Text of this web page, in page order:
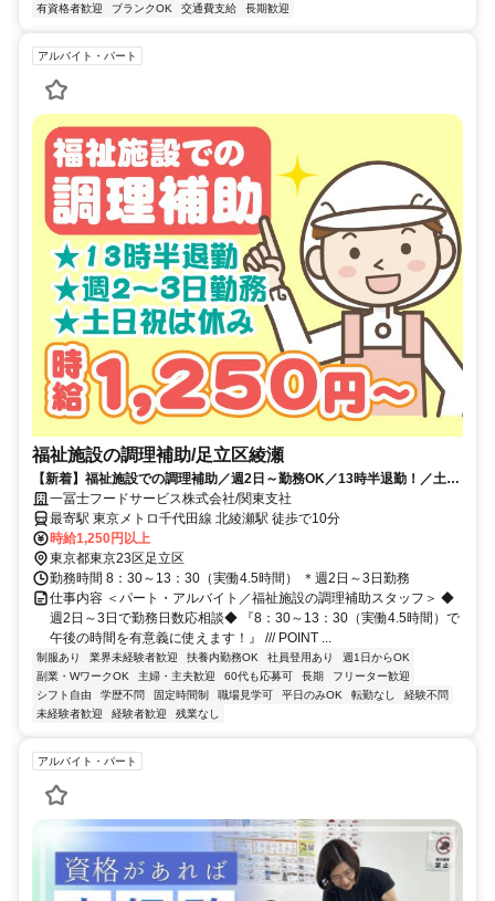
有資格者歓迎
ブランクOK 交通費支給 長期歓迎
アルバイト・パート
福祉施設の調理補助/足立区綾瀬
【新着】福祉施設での調理補助／週2日～勤務OK／13時半退勤！／土日
祝休み／自転車､バイク通勤可能
一冨士フードサービス株式会社/関東支社
最寄駅 東京メトロ千代田線 北綾瀬駅 徒歩で10分
時給1,250円以上
東京都東京23区足立区
勤務時間 8：30～13：30（実働4.5時間） ＊週2日～3日勤務
仕事内容 ＜パート・アルバイト／福祉施設の調理補助スタッフ＞ ◆
週2日～3日で勤務日数応相談◆ 『8：30～13：30（実働4.5時間）で
午後の時間を有意義に使えます！』 /// POINT ...
制服あり 業界未経験者歓迎 扶養内勤務OK 社員登用あり
週1日からOK
副業・WワークOK
主婦・主夫歓迎 60代も応募可 長期
フリーター歓迎
シフト自由
学歴不問 固定時間制 職場見学可 平日のみOK 転勤なし
経験不問
未経験者歓迎
経験者歓迎 残業なし
アルバイト・パート